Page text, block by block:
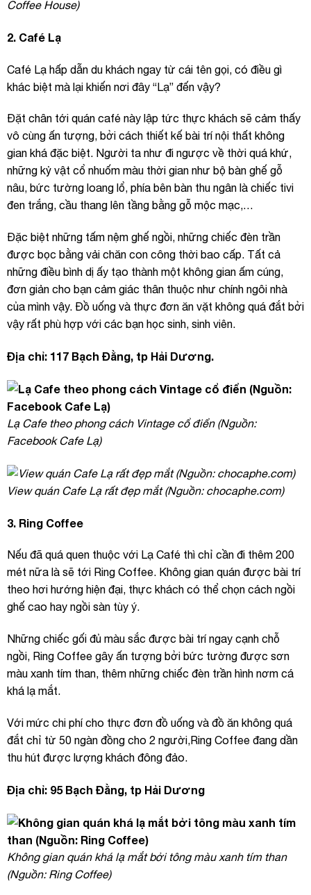
Coffee House)
2. Café Lạ
Café Lạ hấp dẫn du khách ngay từ cái tên gọi, có điều gì
khác biệt mà lại khiến nơi đây “Lạ” đến vậy?
Đặt chân tới quán café này lập tức thực khách sẽ cảm thấy
vô cùng ấn tượng, bởi cách thiết kế bài trí nội thất không
gian khá đặc biệt. Người ta như đi ngược về thời quá khứ,
những kỷ vật cổ nhuốm màu thời gian như bộ bàn ghế gỗ
nâu, bức tường loang lổ, phía bên bàn thu ngân là chiếc tivi
đen trắng, cầu thang lên tầng bằng gỗ mộc mạc,…
Đặc biệt những tấm nệm ghế ngồi, những chiếc đèn trần
được bọc bằng vải chăn con công thời bao cấp. Tất cả
những điều bình dị ấy tạo thành một không gian ấm cúng,
đơn giản cho bạn cảm giác thân thuộc như chính ngôi nhà
của mình vậy. Đồ uống và thực đơn ăn vặt không quá đắt bởi
vậy rất phù hợp với các bạn học sinh, sinh viên.
Địa chỉ: 117 Bạch Đằng, tp Hải Dương.
Lạ Cafe theo phong cách Vintage cổ điển (Nguồn:
Facebook Cafe Lạ)
View quán Cafe Lạ rất đẹp mắt (Nguồn: chocaphe.com)
3. Ring Coffee
Nếu đã quá quen thuộc với Lạ Café thì chỉ cần đi thêm 200
mét nữa là sẽ tới Ring Coffee. Không gian quán được bài trí
theo hơi hướng hiện đại, thực khách có thể chọn cách ngồi
ghế cao hay ngồi sàn tùy ý.
Những chiếc gối đủ màu sắc được bài trí ngay cạnh chỗ
ngồi, Ring Coffee gây ấn tượng bởi bức tường được sơn
màu xanh tím than, thêm những chiếc đèn trần hình nơm cá
khá lạ mắt.
Với mức chi phí cho thực đơn đồ uống và đồ ăn không quá
đắt chỉ từ 50 ngàn đồng cho 2 người,Ring Coffee đang dần
thu hút được lượng khách đông đảo.
Địa chỉ: 95 Bạch Đằng, tp Hải Dương
Không gian quán khá lạ mắt bởi tông màu xanh tím than
(Nguồn: Ring Coffee)